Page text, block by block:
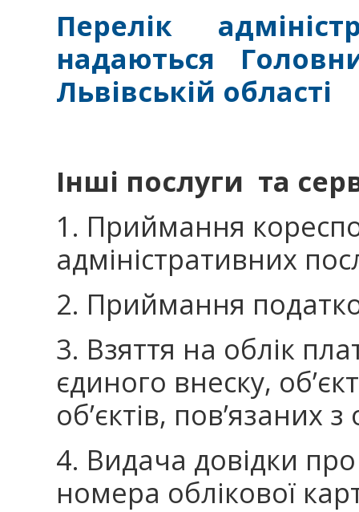
Перелік
надаються
Львівській області
Інші послуги та
1. Приймання
адміністративних
2. Приймання
3. Взяття на облік
єдиного внеску,
об’єктів, пов’язаних
4. Видача довідки
номера облікової